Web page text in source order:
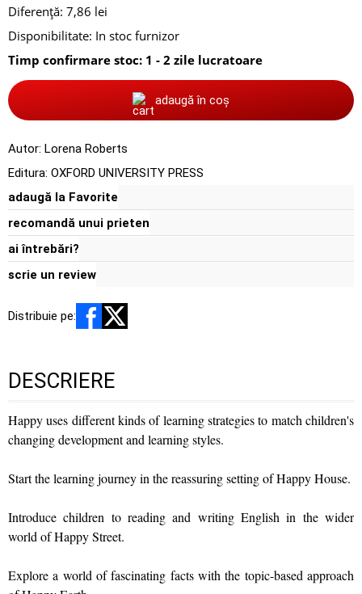
Diferență: 7,86 lei
Disponibilitate: In stoc furnizor
Timp confirmare stoc: 1 - 2 zile lucratoare
adaugă în coș
Autor: Lorena Roberts
Editura: OXFORD UNIVERSITY PRESS
adaugă la Favorite
recomandă unui prieten
ai întrebări?
scrie un review
Distribuie pe:
DESCRIERE
Happy uses different kinds of learning strategies to match children's
changing development and learning styles.
Start the learning journey in the reassuring setting of Happy House.
Introduce children to reading and writing English in the wider
world of Happy Street.
Explore a world of fascinating facts with the topic-based approach